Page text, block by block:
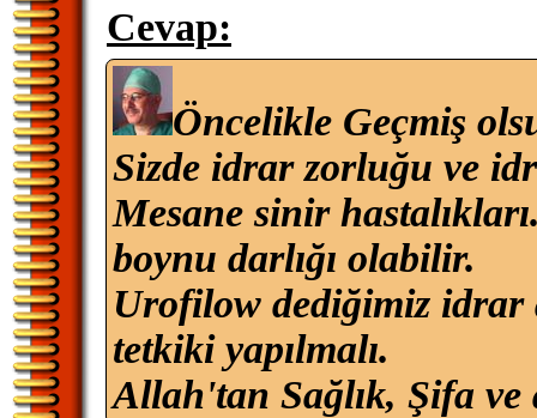
Cevap:
Öncelikle Geçmiş
Sizde idrar zorluğu ve
Mesane sinir
boynu darlığı olabilir.
Urofilow dediğimiz idrar
tetkiki yapılmalı.
Allah'tan Sağlık, Şifa